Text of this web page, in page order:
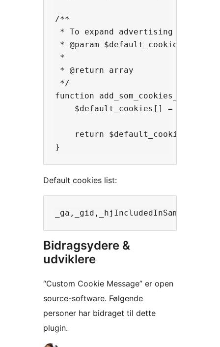
/**
* To expand advertising
* @param $default_cookies
*
* @return array
*/
function
$default_cookies[] =
    return $default_cookies;
Default cookies list:
Bidragsydere &
udviklere
“Custom Cookie Message” er open
source-software. Følgende
personer har bidraget til dette
plugin.